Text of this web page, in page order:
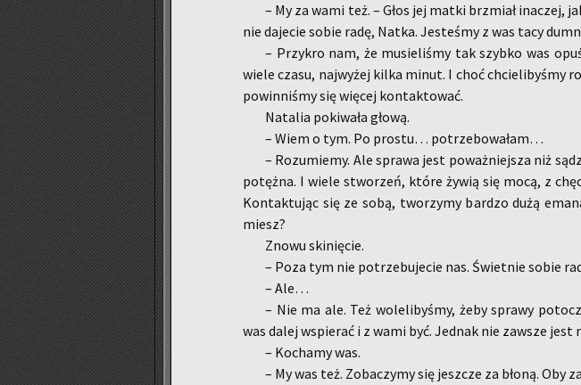
– My za wami też. – Głos jej matki brzmiał ina­czej,
nie da­je­cie sobie radę, Natka. Je­ste­śmy z was tacy
– Przy­kro nam, że mu­sie­li­śmy tak szyb­ko was
wiele czasu, naj­wy­żej kilka minut. I choć chcie­li­by­śmy
po­win­ni­śmy się wię­cej kon­tak­to­wać.
Na­ta­lia po­ki­wa­ła głową.
– Wiem o tym. Po pro­stu… po­trze­bo­wa­łam…
– Ro­zu­mie­my. Ale spra­wa jest po­waż­niej­sza niż
po­tęż­na. I wiele stwo­rzeń, które żywią się mocą, z
Kon­tak­tu­jąc się ze sobą, two­rzy­my bar­dzo dużą
miesz?
Znowu ski­nię­cie.
– Poza tym nie po­trze­bu­je­cie nas. Świet­nie sobie
– Ale…
– Nie ma ale. Też wo­le­li­by­śmy, żeby spra­wy
was dalej wspie­rać i z wami być. Jed­nak nie za­wsze jest
– Ko­cha­my was.
– My was też. Zo­ba­czy­my się jesz­cze za błoną. Oby